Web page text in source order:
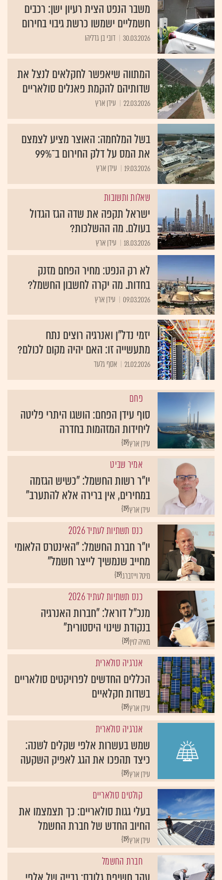
משבר הנפט הצית רעיון ישן: רכבים
חשמליים ישמשו כרשת גיבוי בחירום
30.03.2026 דובי בן גדליהו
המתווה שיאפשר לחקלאים לנצל את
שדותיהם להקמת פאנלים סולאריים
22.03.2026 עידן ארץ
בשל המלחמה: האוצר מציע לצמצם
את המס על דלק החירום ב־99%
19.03.2026 עידן ארץ
שאלות ותשובות
ישראל תקפה את שדה הגז הגדול
בעולם. מה ההשלכות?
18.03.2026 עידן ארץ
לא רק הנפט: מחיר הפחם מזנק
בחדות. מה יקרה לחשבון החשמל?
09.03.2026 עידן ארץ
יזמי נדל"ן ואנרגיה רוצים נתח
מתעשייה זו: האם יהיה מקום לכולם?
21.02.2026 אסף גלעד
פחם
סוף עידן הפחם: הושגו היתרי פליטה
ליחידות המזהמות בחדרה
{19}עידן ארץ
אמיר שביט
יו"ר רשות החשמל: "כשיש הגזמה
במחירים, אין ברירה אלא להתערב"
{19}עידן ארץ
כנס תשתיות לעתיד 2026
יו"ר חברת החשמל: "האינטרס הלאומי
מחייב שנמשיך לייצר חשמל"
{19}מיטל וייזברג
כנס תשתיות לעתיד 2026
מנכ"ל דוראל: "חברות האנרגיה
בנקודת שינוי היסטורית"
{19}מאיה לוין
אנרגיה סולארית
הכללים החדשים לפרויקטים סולאריים
בשדות חקלאיים
{19}עידן ארץ
אנרגיה סולארית
שמש בעשרות אלפי שקלים לשנה:
כיצד תהפכו את הגג לאפיק השקעה
{19}עידן ארץ
קולטים סולאריים
בעלי גגות סולאריים: כך תצמצמו את
החיוב החדש של חברת החשמל
{19}עידן ארץ
חברת החשמל